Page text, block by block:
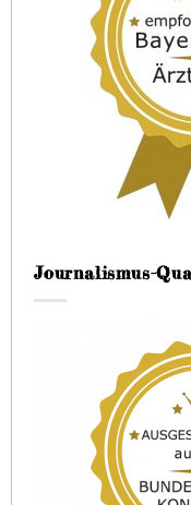
Journalismus-